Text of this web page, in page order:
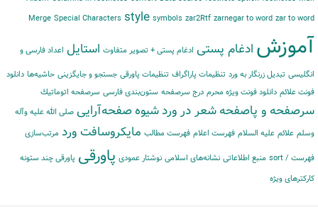
Merge Special Characters style symbols zar2Rtf zarnegar to word zar to word
آموزش ادغام پستی ادغام پستی + تصویر متفاوت استایل اعداد فارسی و
انگلیسی تبدیل زرنگار به ورد تنظیمات پاراگراف تنظیمات پاورقی جستجو و جایگزینی حاشیه‌‌ها دانلود
فونت علائم دانلود فونت ویژه محرم درج سرصفحه ستون‌بندی فارسی سرصفحه اتوماتیك
سرصفحه و پاصفحهشعر در وردشیوهصفحه‌آرایی صلی الله علیه وآله
وسلم علائم علیه السلام فهرست اعلام فهرست مطالب مایكروسافت ورد مرتب‌‌سازی
فهرست / sort منبع اطلاعاتی نشانه‌های اسلامی نوشتار عمودی پاورقی پاورقی چند ستونه
کارکترهای ویژه